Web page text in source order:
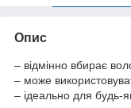
Опис
– відмінно вбирає
– може
– ідеально для будь-